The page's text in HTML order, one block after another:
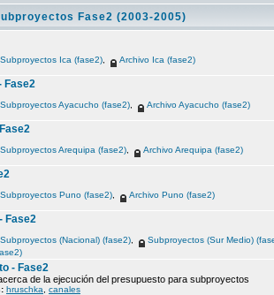
Fase2 (2003-2005)
Subproyectos Ica (fase2) Archivo Ica (fase2)
Fase2
Subproyectos Ayacucho (fase2) Archivo Ayacucho (fase2)
Subproyectos Arequipa (fase2) Archivo Arequipa (fase2)
Subproyectos Puno (fase2) Archivo Puno (fase2)
Fase2
Subproyectos (Nacional) (fase2)
Subproyectos (Sur Medio)
- Fase2
de la ejecución del presupuesto para subproyectos
hruschka canales